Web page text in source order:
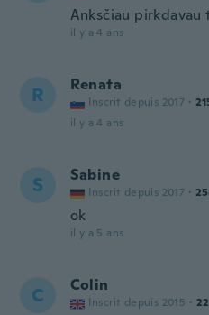
Anksčiau pirkdavau
il y a 4 ans
R Renata
Inscrit depuis 2017 ·
il y a 4 ans
S Sabine
Inscrit depuis 2017 ·
ok
il y a 5 ans
C Colin
Inscrit depuis 2015 · 22